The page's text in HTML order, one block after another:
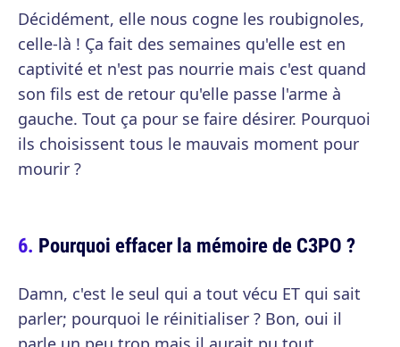
Décidément, elle nous cogne les roubignoles,
celle-là ! Ça fait des semaines qu'elle est en
captivité et n'est pas nourrie mais c'est quand
son fils est de retour qu'elle passe l'arme à
gauche. Tout ça pour se faire désirer. Pourquoi
ils choisissent tous le mauvais moment pour
mourir ?
Pourquoi effacer la mémoire de C3PO ?
Damn, c'est le seul qui a tout vécu ET qui sait
parler; pourquoi le réinitialiser ? Bon, oui il